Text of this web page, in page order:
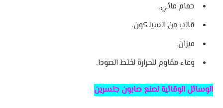
حمام مائي.
قالب من السيلكون.
ميزان.
وعاء مقاوم للحرارة لخلط الصودا.
الوسائل الوقائية لصنع صابون جلسرين